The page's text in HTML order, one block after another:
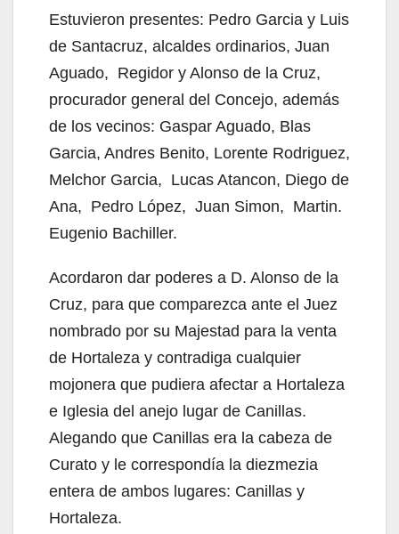
Estuvieron presentes: Pedro Garcia y Luis
de Santacruz, alcaldes ordinarios, Juan
Aguado, Regidor y Alonso de la Cruz,
procurador general del Concejo, además
de los vecinos: Gaspar Aguado, Blas
Garcia, Andres Benito, Lorente Rodriguez,
Melchor Garcia, Lucas Atancon, Diego de
Ana, Pedro López, Juan Simon, Martin.
Eugenio Bachiller.
Acordaron dar poderes a D. Alonso de la
Cruz, para que comparezca ante el Juez
nombrado por su Majestad para la venta
de Hortaleza y contradiga cualquier
mojonera que pudiera afectar a Hortaleza
e Iglesia del anejo lugar de Canillas.
Alegando que Canillas era la cabeza de
Curato y le correspondía la diezmezia
entera de ambos lugares: Canillas y
Hortaleza.